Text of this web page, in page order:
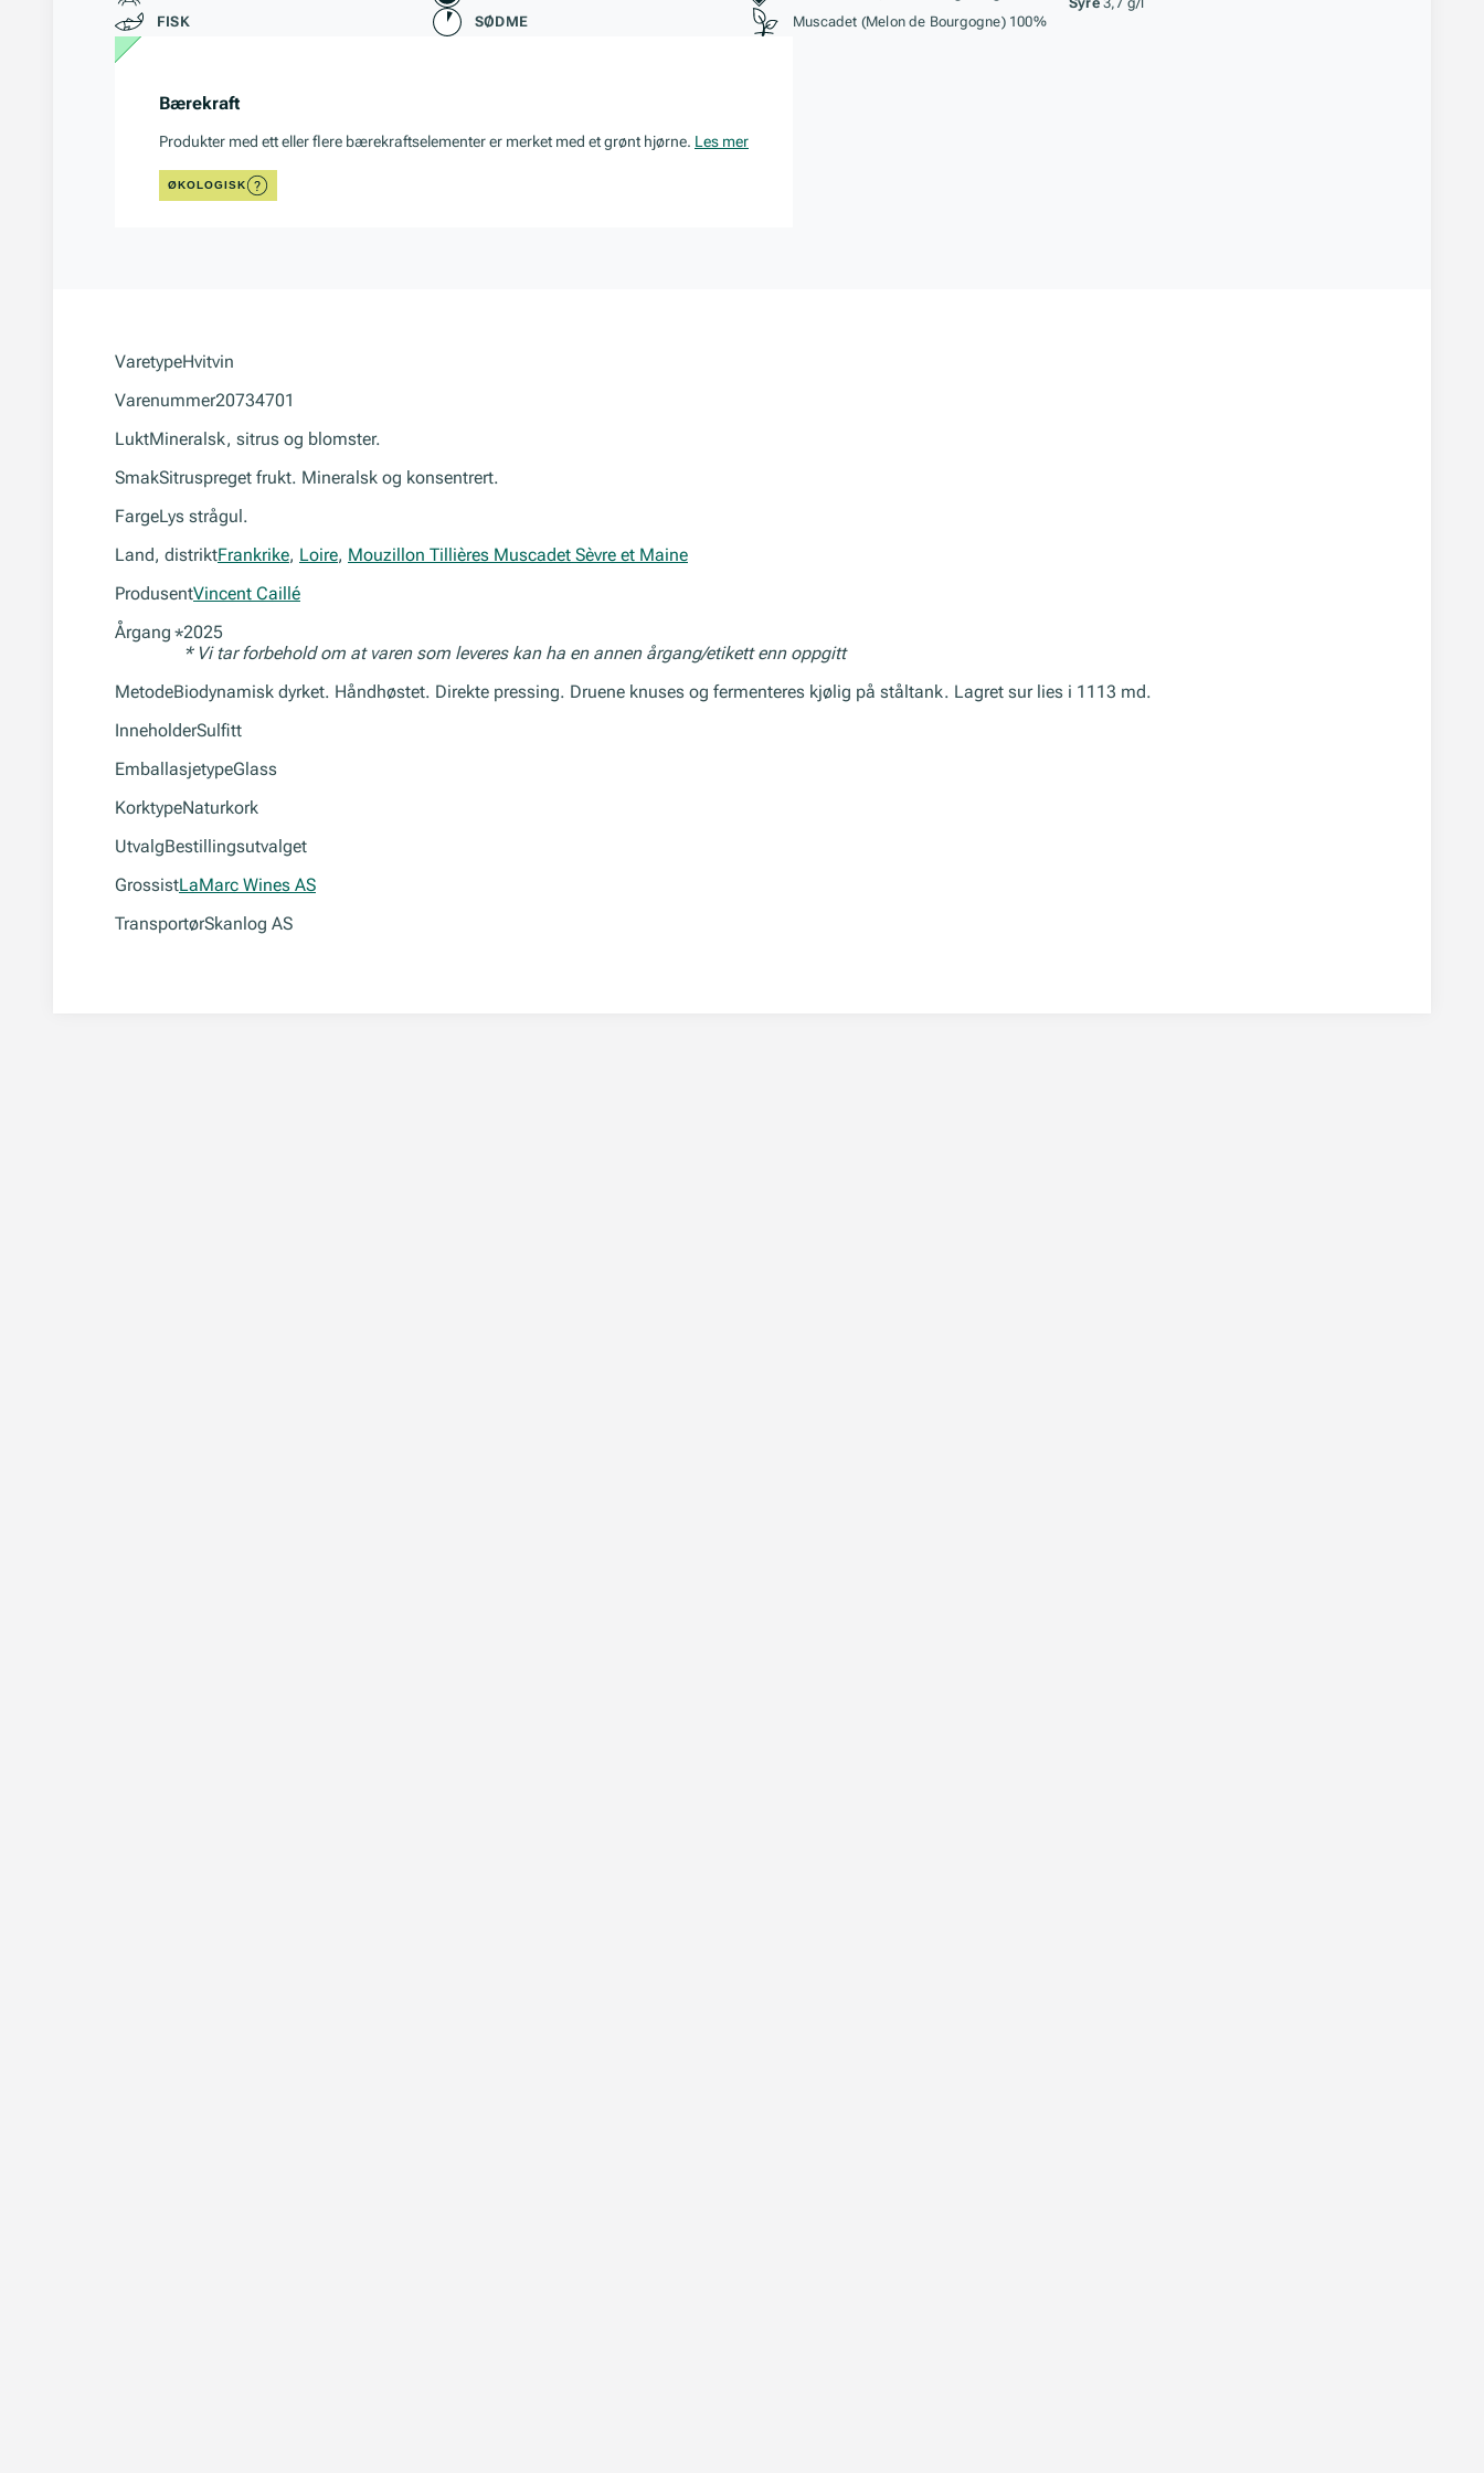
FISK
SØDME
Muscadet (Melon de Bourgogne) 100%
Bærekraft
Produkter med ett eller flere bærekraftselementer er merket med et grønt hjørne. Les mer
ØKOLOGISK
VaretypeHvitvin
Varenummer20734701
LuktMineralsk, sitrus og blomster.
SmakSitruspreget frukt. Mineralsk og konsentrert.
FargeLys strågul.
Land, distriktFrankrike, Loire, Mouzillon Tillières Muscadet Sèvre et Maine
ProdusentVincent Caillé
Årgang *2025
* Vi tar forbehold om at varen som leveres kan ha en annen årgang/etikett enn oppgitt
MetodeBiodynamisk dyrket. Håndhøstet. Direkte pressing. Druene knuses og fermenteres kjølig på ståltank. Lagret sur lies i 1113 md.
InneholderSulfitt
EmballasjetypeGlass
KorktypeNaturkork
UtvalgBestillingsutvalget
GrossistLaMarc Wines AS
TransportørSkanlog AS